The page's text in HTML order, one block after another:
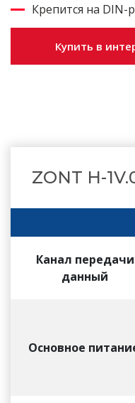
Крепится на DIN-
Купить в
ZONT H-
Канал передачи
данный
Основное